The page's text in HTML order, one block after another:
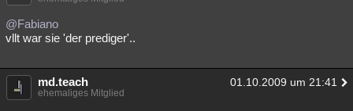
@Fabiano
vllt war sie 'der prediger'..
md.teach 01.10.2009 um 21:41
ehemaliges Mitglied